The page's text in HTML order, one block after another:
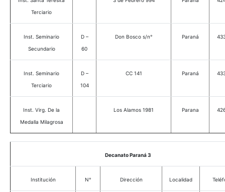
Terciario
Inst. Seminario
Secundario
D –
60
Don Bosco s/n° Paraná
Inst. Seminario
Terciario
D –
104
CC 141 Paraná
Inst. Virg. De la
Medalla Milagrosa
Los Alamos 1981 Parana
Decanato Paraná 3
Institución N° Dirección Localidad